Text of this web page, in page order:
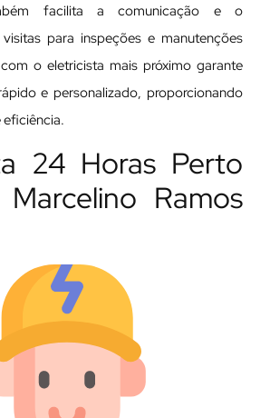
facilita a comunicação e o
para inspeções e manutenções
o eletricista mais próximo garante
e personalizado, proporcionando
eficiência.
24 Horas Perto
Ramos